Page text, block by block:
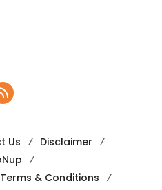
Us
Disclaimer
Terms & Conditions